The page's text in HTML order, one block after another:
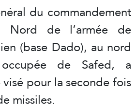
du commandement
de l’armée de
(base Dado), au nord
de Safed, a
pour la seconde fois
missiles.